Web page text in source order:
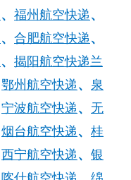
、 福州航空快递、
、 合肥航空快递、
、 揭阳航空快递兰
鄂州航空快递、 泉
宁波航空快递、 无
烟台航空快递、 桂
西宁航空快递、 银